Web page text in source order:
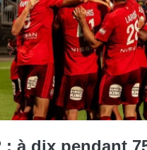
: à dix pendant